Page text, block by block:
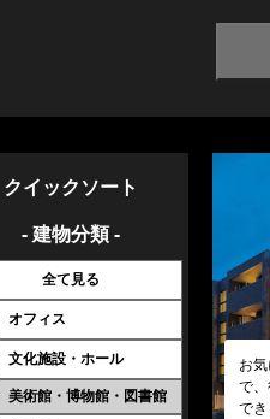
クイックソート
- 建物分類 -
全て見る
オフィス
文化施設・ホール
美術館・博物館・図書館
お
で
で